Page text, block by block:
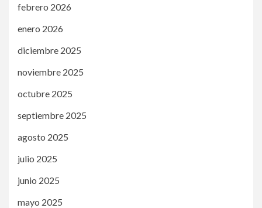
febrero 2026
enero 2026
diciembre 2025
noviembre 2025
octubre 2025
septiembre 2025
agosto 2025
julio 2025
junio 2025
mayo 2025